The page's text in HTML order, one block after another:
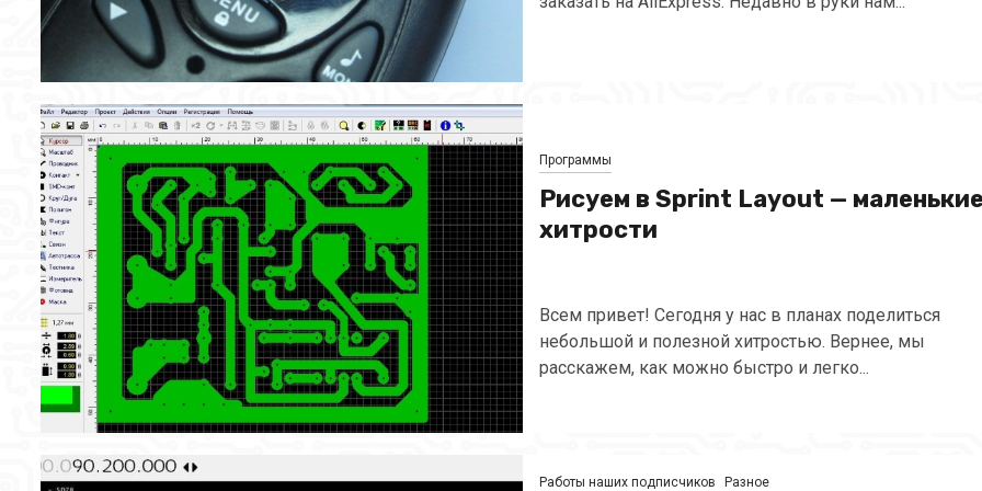
Программы
Рисуем в Sprint Layout —
хитрости
Всем привет! Сегодня у нас в планах поделиться
небольшой и полезной хитростью. Вернее, мы
расскажем, как можно быстро и легко...
Работы наших подписчиков Разное